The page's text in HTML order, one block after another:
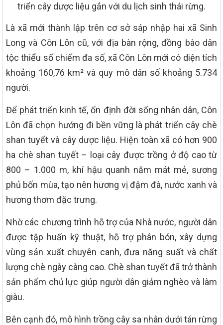
triển cây dược liệu gắn với du lịch sinh thái rừng.
Là xã mới thành lập trên cơ sở sáp nhập hai xã Sinh
Long và Côn Lôn cũ, với địa bàn rộng, đồng bào dân
tộc thiểu số chiếm đa số, xã Côn Lôn mới có diện tích
khoảng 160,76 km² và quy mô dân số khoảng 5.734
người.
Để phát triển kinh tế, ổn định đời sống nhân dân, Côn
Lôn đã chọn hướng đi bền vững là phát triển cây chè
shan tuyết và cây dược liệu. Hiện toàn xã có hơn 900
ha chè shan tuyết – loại cây được trồng ở độ cao từ
800 – 1.000 m, khí hậu quanh năm mát mẻ, sương
phủ bốn mùa, tạo nên hương vị đậm đà, nước xanh và
hương thơm đặc trưng.
Nhờ các chương trình hỗ trợ của Nhà nước, người dân
được tập huấn kỹ thuật, hỗ trợ phân bón, xây dựng
vùng sản xuất chuyên canh, đưa năng suất và chất
lượng chè ngày càng cao. Chè shan tuyết đã trở thành
sản phẩm chủ lực giúp người dân giảm nghèo và làm
giàu.
Bên cạnh đó, mô hình trồng cây sa nhân dưới tán rừng